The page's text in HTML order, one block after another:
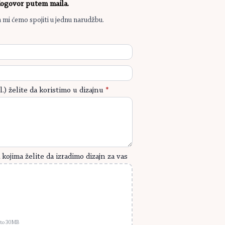
putem maila.
ćemo spojiti u jednu narudžbu.
želite da koristimo u dizajnu *
želite da izradimo dizajn za vas
30MB